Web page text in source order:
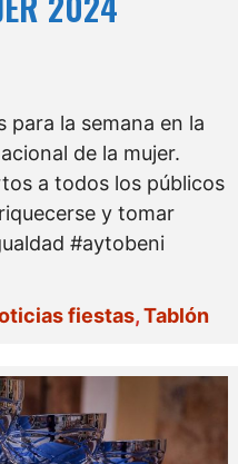
la semana en la
de la mujer.
a todos los públicos
y tomar
#aytobeni
fiestas,Tablón